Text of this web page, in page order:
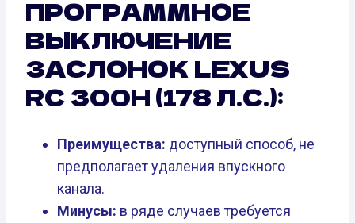
ПРОГРАММНОЕ
ВЫКЛЮЧЕНИЕ
ЗАСЛОНОК LEXUS
RC 300H (178 Л.С.):
Преимущества: доступный способ, не
предполагает удаления впускного
канала.
Минусы: в ряде случаев требуется